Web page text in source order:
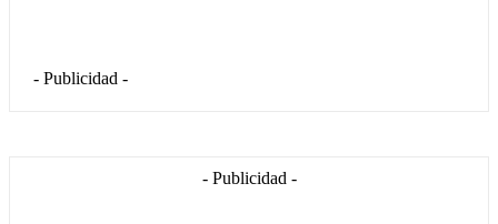
- Publicidad -
- Publicidad -